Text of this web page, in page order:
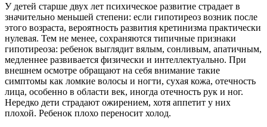
У детей старше двух лет психическое развитие страдает в
значительно меньшей степени: если гипотиреоз возник после
этого возраста, вероятность развития кретинизма практически
нулевая. Тем не менее, сохраняются типичные признаки
гипотиреоза: ребенок выглядит вялым, сонливым, апатичным,
медленнее развивается физически и интеллектуально. При
внешнем осмотре обращают на себя внимание такие
симптомы как ломкие волосы и ногти, сухая кожа, отечность
лица, особенно в области век, иногда отечность рук и ног.
Нередко дети страдают ожирением, хотя аппетит у них
плохой. Ребенок плохо переносит холод.